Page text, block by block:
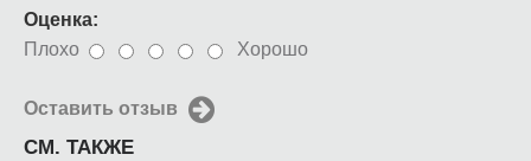
Оценка:
Плохо
Хорошо
Оставить отзыв
СМ. ТАКЖЕ